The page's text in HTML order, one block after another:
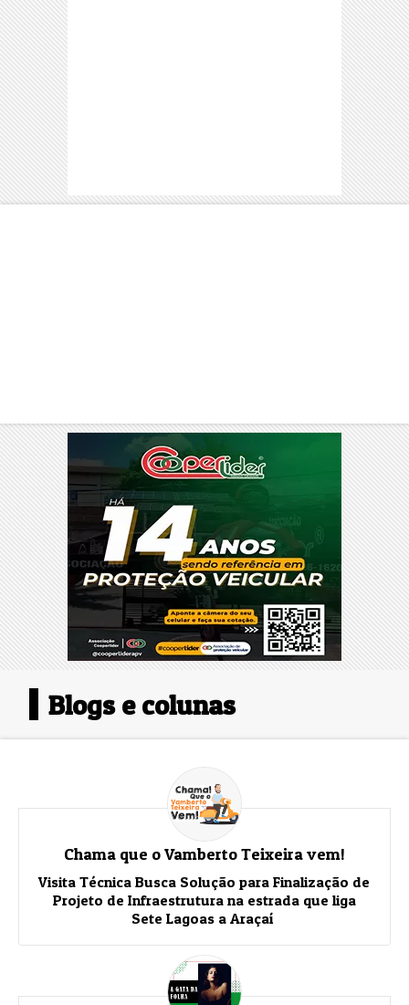
Blogs e colunas
Chama que o Vamberto Teixeira vem!
Visita Técnica Busca Solução para Finalização de
Projeto de Infraestrutura na estrada que liga
Sete Lagoas a Araçaí